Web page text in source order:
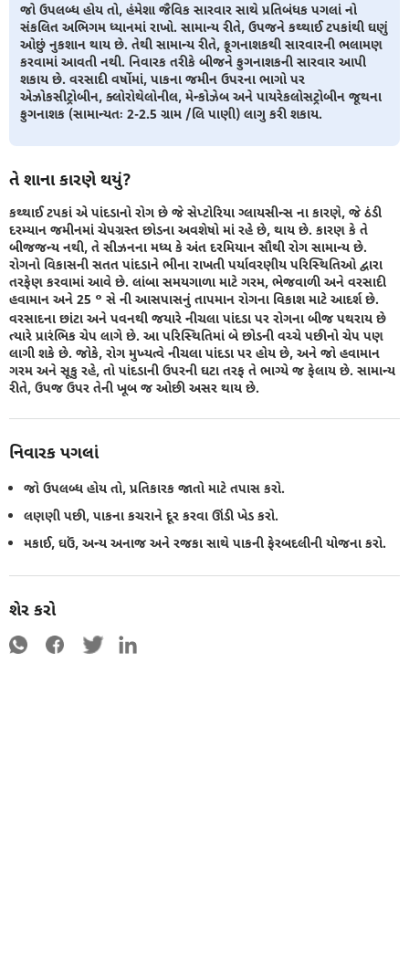
જો ઉપલબ્ધ હોય તો, હંમેશા જૈવિક સારવાર સાથે પ્રતિબંધક પગલાં નો
સંકલિત અભિગમ ધ્યાનમાં રાખો. સામાન્ય રીતે, ઉપજને કથ્થાઈ ટપકાંથી ઘણું
ઓછું નુકશાન થાય છે. તેથી સામાન્ય રીતે, ફૂગનાશકથી સારવારની ભલામણ
કરવામાં આવતી નથી. નિવારક તરીકે બીજને ફુગનાશકની સારવાર આપી
શકાય છે. વરસાદી વર્ષોમાં, પાકના જમીન ઉપરના ભાગો પર
એઝોકસીટ્રોબીન, ક્લોરોથેલોનીલ, મેન્કોઝેબ અને પાયરેકલોસટ્રોબીન જૂથના
ફુગનાશક (સામાન્યતઃ 2-2.5 ગ્રામ /લિ પાણી) લાગુ કરી શકાય.
તે શાના કારણે થયું?
કથ્થાઈ ટપકાં એ પાંદડાનો રોગ છે જે સેપ્ટોરિયા ગ્લાયસીન્સ ના કારણે, જે ઠંડી
દરમ્યાન જમીનમાં ચેપગ્રસ્ત છોડના અવશેષો માં રહે છે, થાય છે. કારણ કે તે
બીજજન્ય નથી, તે સીઝનના મધ્ય કે અંત દરમિયાન સૌથી રોગ સામાન્ય છે.
રોગનો વિકાસની સતત પાંદડાને ભીના રાખતી પર્યાવરણીય પરિસ્થિતિઓ દ્વારા
તરફેણ કરવામાં આવે છે. લાંબા સમયગાળા માટે ગરમ, ભેજવાળી અને વરસાદી
હવામાન અને 25 ° સે ની આસપાસનું તાપમાન રોગના વિકાશ માટે આદર્શ છે.
વરસાદના છાંટા અને પવનથી જયારે નીચલા પાંદડા પર રોગના બીજ પથરાય છે
ત્યારે પ્રારંભિક ચેપ લાગે છે. આ પરિસ્થિતિમાં બે છોડની વચ્ચે પછીનો ચેપ પણ
લાગી શકે છે. જોકે, રોગ મુખ્યત્વે નીચલા પાંદડા પર હોય છે, અને જો હવામાન
ગરમ અને સૂકુ રહે, તો પાંદડાની ઉપરની ઘટા તરફ તે ભાગ્યે જ ફેલાય છે. સામાન્ય
રીતે, ઉપજ ઉપર તેની ખૂબ જ ઓછી અસર થાય છે.
નિવારક પગલાં
જો ઉપલબ્ધ હોય તો, પ્રતિકારક જાતો માટે તપાસ કરો.
લણણી પછી, પાકના કચરાને દૂર કરવા ઊંડી ખેડ કરો.
મકાઈ, ઘઉં, અન્ય અનાજ અને રજકા સાથે પાકની ફેરબદલીની યોજના કરો.
શેર કરો